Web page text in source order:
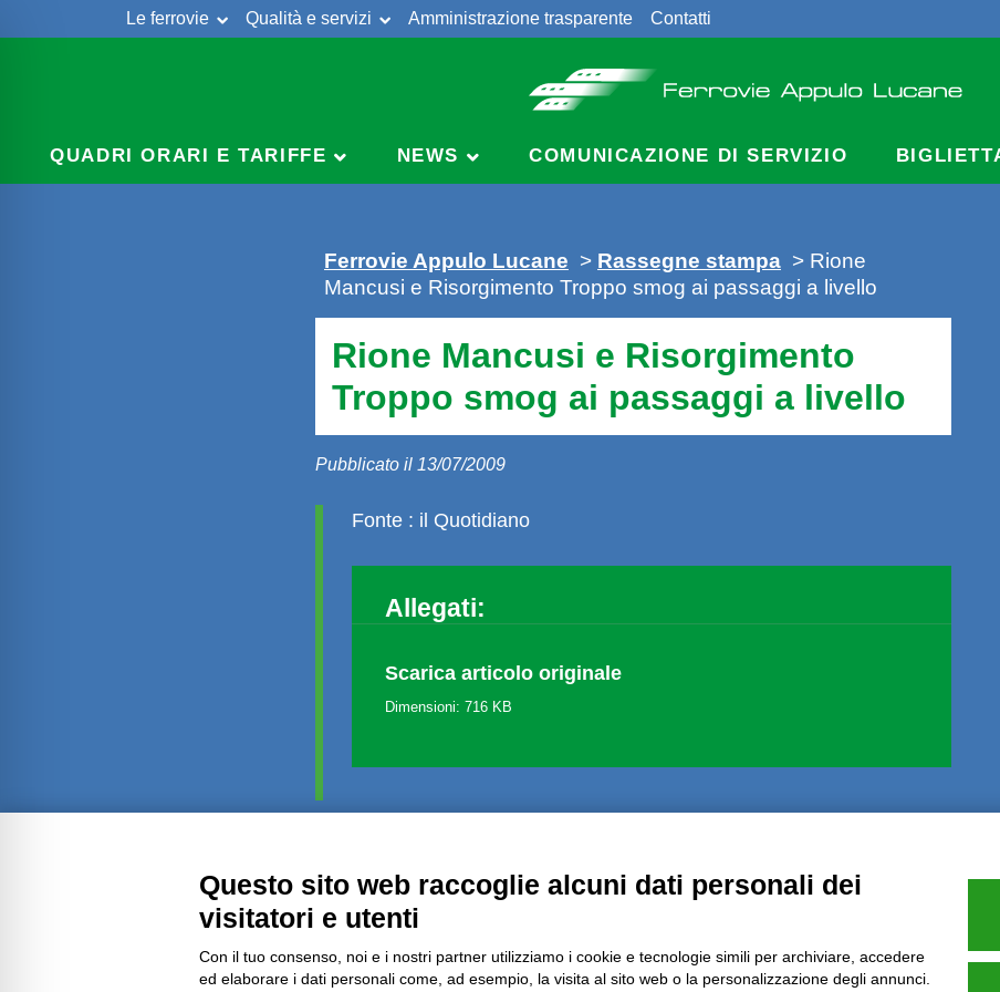
Le ferrovie Qualità e servizi Amministrazione trasparente Contatti
QUADRI ORARI E TARIFFE NEWS COMUNICAZIONE DI SERVIZIO
Ferrovie Appulo Lucane > Rassegne stampa > Rione
Mancusi e Risorgimento Troppo smog ai passaggi a livello
Rione Mancusi e Risorgimento
Troppo smog ai passaggi a livello
Pubblicato il 13/07/2009
Fonte : il Quotidiano
Allegati:
Scarica articolo originale
Dimensioni: 716 KB
Amministrazione trasparente
Questo sito web raccoglie alcuni dati personali dei
visitatori e utenti
Con il tuo consenso, noi e i nostri partner utilizziamo i cookie e tecnologie simili per archiviare, accedere
ed elaborare i dati personali come, ad esempio, la visita al sito web o la personalizzazione degli annunci.